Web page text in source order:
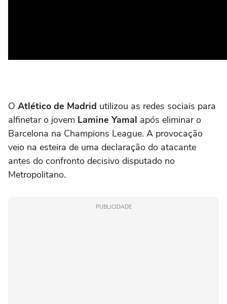
O Atlético de Madrid utilizou as redes sociais para
alfinetar o jovem Lamine Yamal após eliminar o
Barcelona na Champions League. A provocação
veio na esteira de uma declaração do atacante
antes do confronto decisivo disputado no
Metropolitano.
PUBLICIDADE